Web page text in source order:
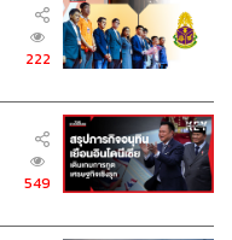
222
549